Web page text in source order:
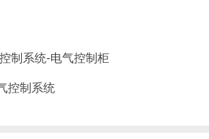
制系统-电气控制柜
控制系统